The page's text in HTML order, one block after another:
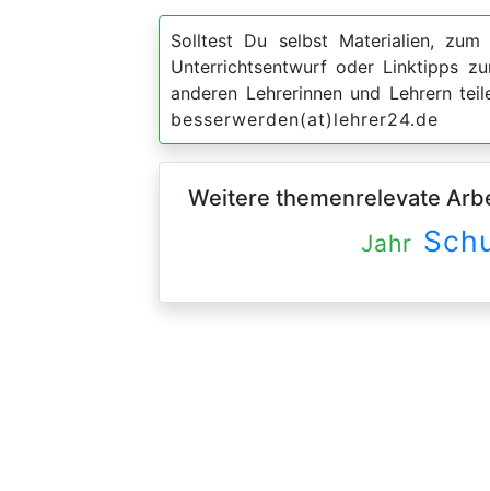
Solltest Du selbst Materialien,
Unterrichtsentwurf oder Linktipps
anderen Lehrerinnen und Lehrern
besserwerden(at)lehrer24.de
Weitere themenrelevate
Jahr